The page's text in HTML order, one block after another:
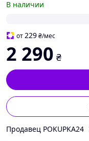
В наличии
от229₴/мес
2 290 ₴
Продавец POKUPKA24